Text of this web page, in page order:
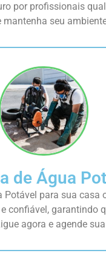
por profissionais
mantenha seu
de Água
Potável para sua casa
confiável, garantindo
agora e agende